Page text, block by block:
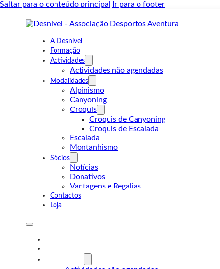
Saltar para o conteúdo principal Ir para o footer
A Desnível
Formação
Actividades
Actividades não agendadas
Modalidades
Alpinismo
Canyoning
Croquis
Croquis de Canyoning
Croquis de Escalada
Escalada
Montanhismo
Sócios
Notícias
Donativos
Vantagens e Regalias
Contactos
Loja